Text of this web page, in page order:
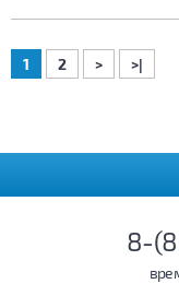
1 2 > >|
8-